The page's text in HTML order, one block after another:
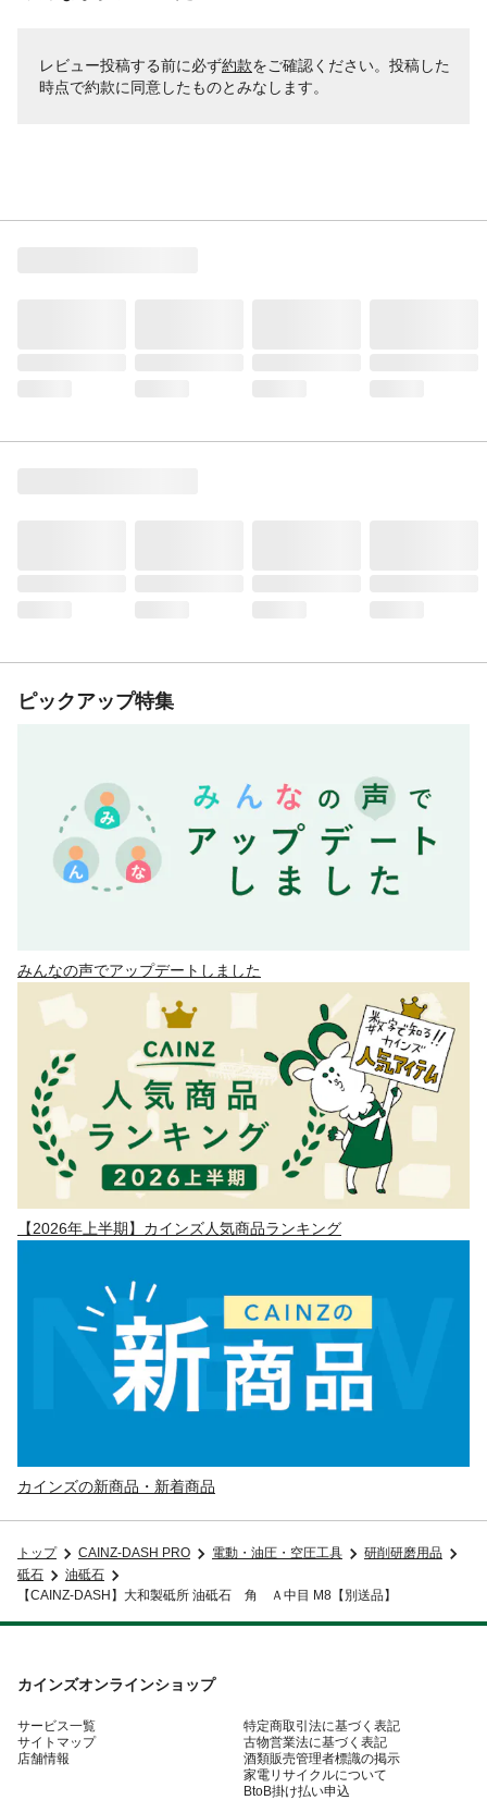
レビュー投稿する前に必ず約款をご確認ください。投稿した
時点で約款に同意したものとみなします。
ピックアップ特集
みんなの声でアップデートしました
【2026年上半期】カインズ人気商品ランキング
カインズの新商品・新着商品
トップ CAINZ-DASH PRO 電動・油圧・空圧工具
研削研磨用品
砥石
油砥石
【CAINZ-DASH】大和製砥所 油砥石 角 Ａ中目 M8【別送品】
カインズオンラインショップ
サービス一覧
サイトマップ
店舗情報
特定商取引法に基づく表記
古物営業法に基づく表記
酒類販売管理者標識の掲示
家電リサイクルについて
BtoB掛け払い申込